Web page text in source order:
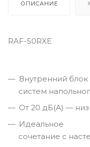
ОПИСАНИЕ
RAF-50RXE
Внутренний блок
систем
От 20 дБ(А) —
Идеальное
сочетание с